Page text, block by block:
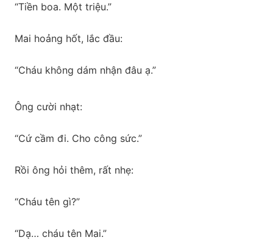
“Tiền boa. Một triệu.”
Mai hoảng hốt, lắc đầu:
“Cháu không dám nhận đâu ạ.”
Ông cười nhạt:
“Cứ cầm đi. Cho công sức.”
Rồi ông hỏi thêm, rất nhẹ:
“Cháu tên gì?”
“Dạ… cháu tên Mai.”